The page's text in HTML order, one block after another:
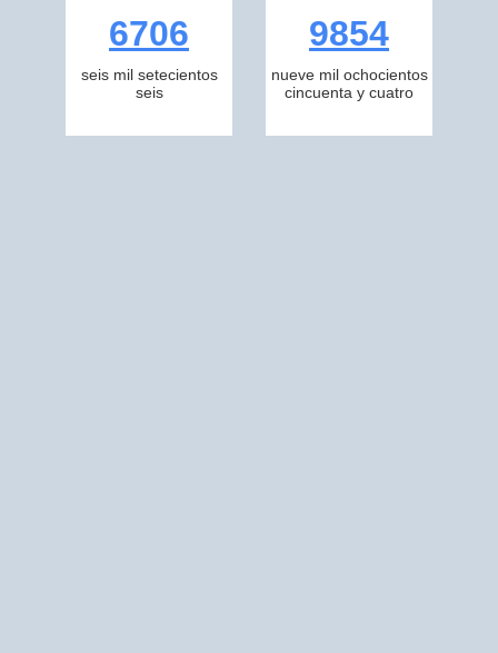
6706
seis mil setecientos
seis
9854
nueve mil ochocientos
cincuenta y cuatro